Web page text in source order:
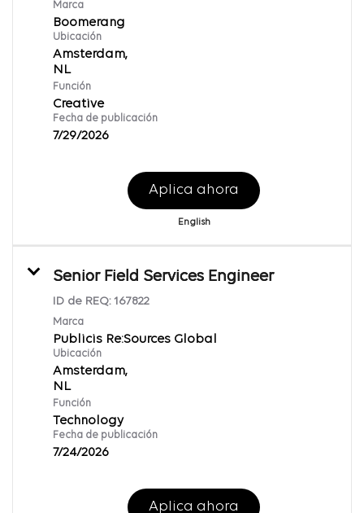
Marca
Boomerang
Ubicación
Amsterdam,
Función
Creative
Fecha de publicación
7/29/2026
Aplica ahora
English
Senior Field Services Engineer
ID de REQ: 167822
Marca
Publicis Re:Sources Global
Ubicación
Amsterdam,
Función
Technology
Fecha de publicación
7/24/2026
Aplica ahora